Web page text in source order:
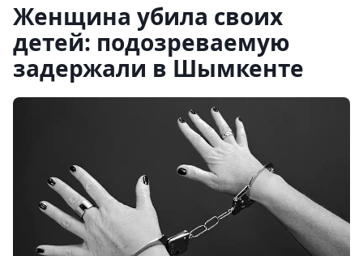
Женщина убила своих
детей: подозреваемую
задержали в Шымкенте